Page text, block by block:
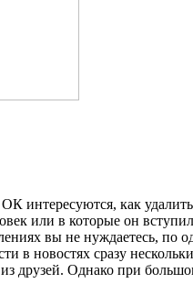
интересуются, как
или в которые он
вы не нуждаетесь,
в новостях сразу
друзей. Однако при